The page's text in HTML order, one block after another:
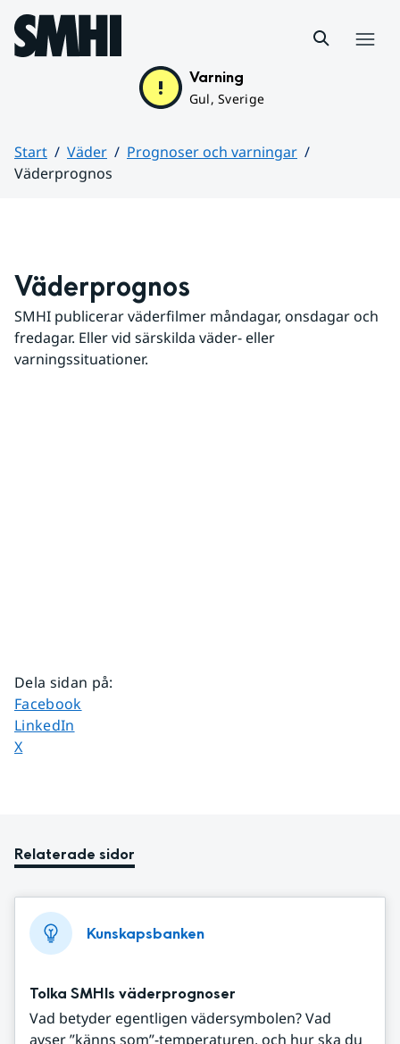
Hoppa till sidans innehåll
Varning
Gul, Sverige
Start Väder
Prognoser och varningar
Väderprognos
Väderprognos
SMHI publicerar väderfilmer måndagar, onsdagar och
fredagar. Eller vid särskilda väder- eller
varningssituationer.
Dela sidan på:
Dela sidan på
Facebook
Dela sidan på
LinkedIn
Dela sidan på
X
Relaterade sidor
Kunskapsbanken
Tolka SMHIs väderprognoser
Vad betyder egentligen vädersymbolen? Vad
avser ”känns som”-temperaturen, och hur ska du